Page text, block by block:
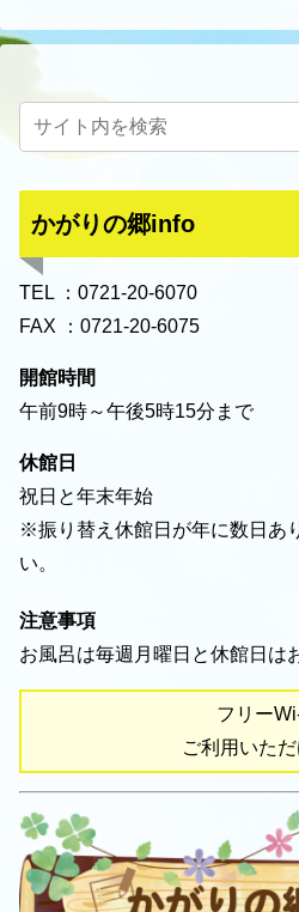
かがりの郷info
TEL ：0721-20-6070
FAX ：0721-20-6075
開館時間
午前9時～午後5時15分まで
休館日
祝日と年末年始
※振り替え休館日が年に数日あ
い。
注意事項
お風呂は毎週月曜日と休館日は
フリー
ご利用いた